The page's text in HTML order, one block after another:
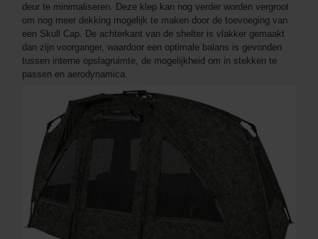
deur te minimaliseren. Deze klep kan nog verder worden vergroot
om nog meer dekking mogelijk te maken door de toevoeging van
een Skull Cap. De achterkant van de shelter is vlakker gemaakt
dan zijn voorganger, waardoor een optimale balans is gevonden
tussen interne opslagruimte, de mogelijkheid om in stekken te
passen en aerodynamica.